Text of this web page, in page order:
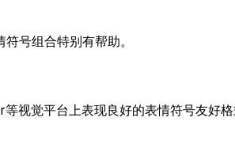
号组合特别有帮助。
视觉平台上表现良好的表情符号友好格